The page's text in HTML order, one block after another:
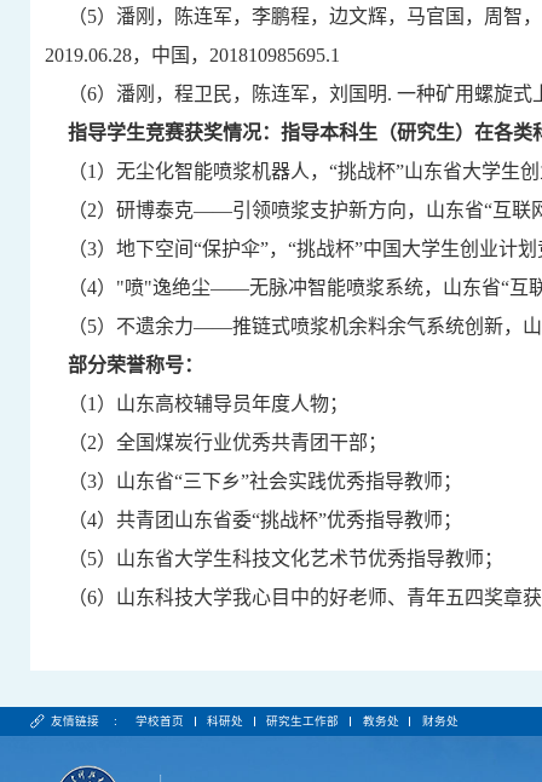
（5）潘刚，陈连军，李鹏程，边文辉，马官国，周智
2019.06.28，中国， 201810985695.1
（6）潘刚，程卫民，陈连军，刘国明. 一种矿用螺旋式
指导学生竞赛获奖情况：指导本科生（研究生）在各类
（1 ） 无尘化智能喷浆机器人， “挑战杯”山东省大学生
（2） 研博泰克——引领喷浆支护新方向，山东省“互联
（3） 地下空间“保护伞”，“挑战杯”中国大学生创业计
（4） "喷"逸绝尘——无脉冲智能喷浆系统， 山东省“互
（5） 不遗余力——推链式喷浆机余料余气系统创新，
部分荣誉称号：
（1 ）山东高校辅导员年度人物；
（2）全国煤炭行业优秀共青团干部；
（3）山东省“三下乡”社会实践优秀指导教师；
（4）共青团山东省委“挑战杯”优秀指导教师；
（5） 山东省大学生科技文化艺术节优秀指导教师 ；
（6） 山东科技大学我心目中的好老师、 青年五四奖章
友情链接 : 学校首页 科研处 研究生工作部 教务处 财务处